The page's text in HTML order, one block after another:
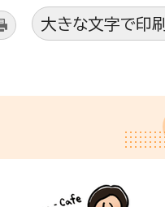
大きな文字で印刷